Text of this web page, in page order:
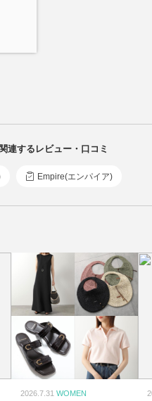
連するレビュー・口コミ
Empire(エンパイア)
2026.7.31 WOMEN